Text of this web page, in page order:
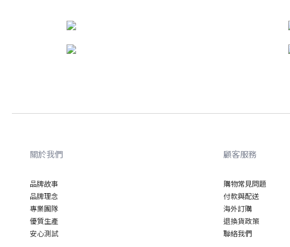
關於我們
品牌故事
品牌理念
專業團隊
優質生產
安心測試
顧客服務
購物常見問題
付款與配送
海外訂購
退換貨政策
聯絡我們